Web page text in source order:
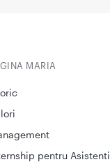
MARIA
pentru Asistenti